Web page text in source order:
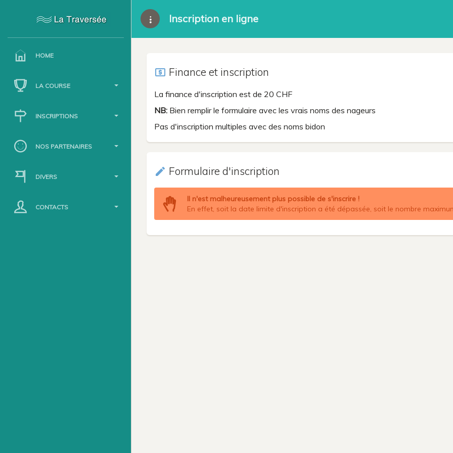
HOME
LA COURSE
INSCRIPTIONS
NOS PARTENAIRES
DIVERS
CONTACTS
Inscription en ligne
local_atm Finance et inscription
La finance d'inscription est de 20 CHF
NB: Bien remplir le formulaire avec les vrais noms des nageurs
Pas d'inscription multiples avec des noms bidon
create Formulaire d'inscription
Il n'est malheureusement plus possible de s'inscrire !
En effet, soit la date limite d'inscription a été dépassée, soit le nombre